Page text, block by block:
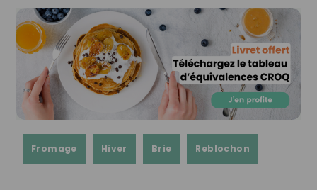
Fromage Hiver Brie Reblochon